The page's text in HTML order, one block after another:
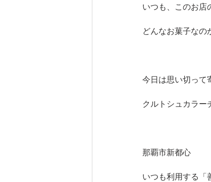
いつも、このお店
どんなお菓子なの
今日は思い切って
クルトシュカラー
那覇市新都心
いつも利用する「